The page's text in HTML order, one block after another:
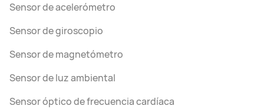
Sensor de acelerómetro
Sensor de giroscopio
Sensor de magnetómetro
Sensor de luz ambiental
Sensor óptico de frecuencia cardíaca